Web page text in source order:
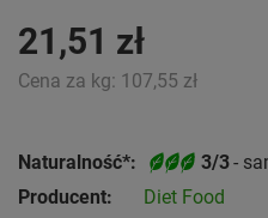
21,51 zł
Cena za kg: 107,55 zł
Naturalność*: 3/3-
Producent:
Diet Food